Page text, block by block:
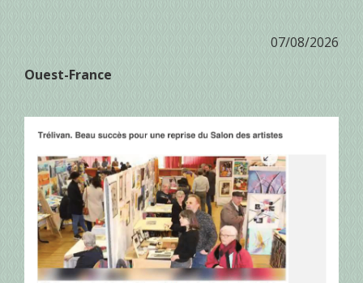
07/08/2026
Ouest-France